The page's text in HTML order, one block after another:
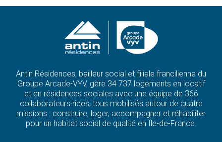
Antin Résidences, bailleur social et filiale francilienne du
Groupe Arcade-VYV, gère 34 737 logements en locatif
et en résidences sociales avec une équipe de 366
collaborateurs·rices, tous mobilisés autour de quatre
missions : construire, loger, accompagner et réhabiliter
pour un habitat social de qualité en Île-de-France.